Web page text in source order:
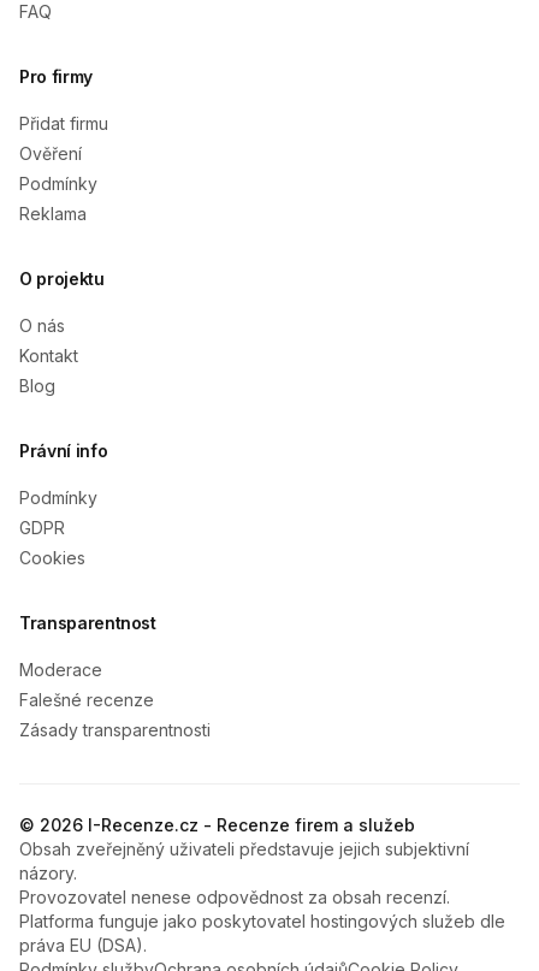
FAQ
Pro firmy
Přidat firmu
Ověření
Podmínky
Reklama
O projektu
O nás
Kontakt
Blog
Právní info
Podmínky
GDPR
Cookies
Transparentnost
Moderace
Falešné recenze
Zásady transparentnosti
© 2026 I-Recenze.cz - Recenze firem a služeb
Obsah zveřejněný uživateli představuje jejich subjektivní
názory.
Provozovatel nenese odpovědnost za obsah recenzí.
Platforma funguje jako poskytovatel hostingových služeb dle
práva EU (DSA).